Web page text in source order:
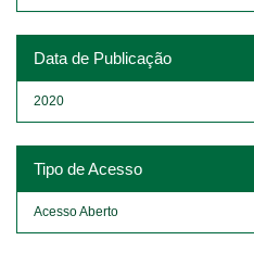
Data de Publicação
2020
Tipo de Acesso
Acesso Aberto